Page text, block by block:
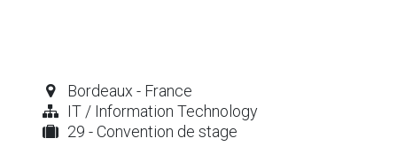
Bordeaux - France
IT / Information Technology
29 - Convention de stage